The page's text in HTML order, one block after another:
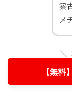
築
メ
【無料